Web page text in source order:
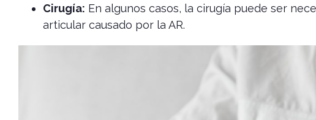
Cirugía: En algunos casos, la cirugía puede ser
articular causado por la AR.